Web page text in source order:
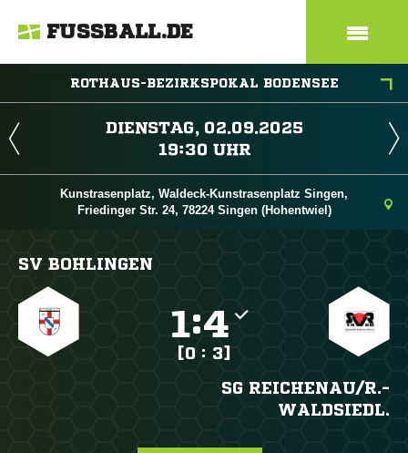
FUSSBALL.DE
ROTHAUS-BEZIRKSPOKAL BODENSEE
 
 
Kunstrasenplatz, Waldeck-Kunstrasenplatz Singen,
Friedinger Str. 24, 78224 Singen (Hohentwiel)
SV BOHLINGEN
:
[0 : 3]
SG REICHENAU/​R.-
WALDSIEDL.